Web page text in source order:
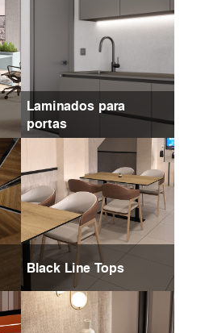
Laminados para
portas
Black Line Tops